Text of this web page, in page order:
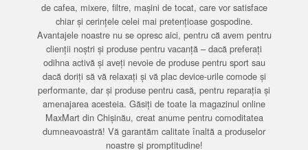
de cafea, mixere, filtre, mașini de tocat, care vor satisface
chiar și cerințele celei mai pretențioase gospodine.
Avantajele noastre nu se opresc aici, pentru că avem pentru
clienții noștri și produse pentru vacanță – dacă preferați
odihna activă și aveți nevoie de produse pentru sport sau
dacă doriți să vă relaxați și vă plac device-urile comode și
performante, dar și produse pentru casă, pentru reparația și
amenajarea acesteia. Găsiți de toate la magazinul online
MaxMart din Chișinău, creat anume pentru comoditatea
dumneavoastră! Vă garantăm calitate înaltă a produselor
noastre și promptitudine!